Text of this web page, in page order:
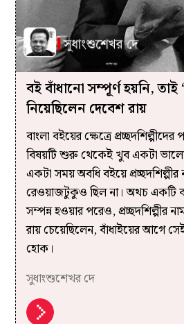
বই বাঁধানো সম্পূর্ণ হয়নি,
নিয়েছিলেন দেবেশ রায়
বাংলা বইয়ের ক্ষেত্রে
বিষয়টি শুরু থেকেই খুব একটা ভালো
একটা সময় অবধি বইয়ে প্রচ্ছদশিল্পীর
রেওয়াজটুকুও ছিল না। অথচ একটি
সম্পন্ন হওয়ার পরেও, প্রচ্ছদশিল্পীর
রায় চেয়েছিলেন, বাঁধাইয়ের আগে
হোক।
সুধাংশুশেখর দে